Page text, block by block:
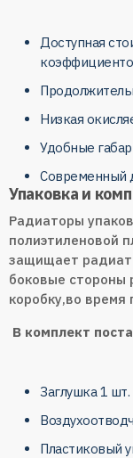
Доступная
Низкая
Удобные
Современный
Упаковка и
Радиаторы
полиэтиленовой
защищает
боковые стороны
коробку,во
В комплект
Заглушка 1 шт.
Пластиковый